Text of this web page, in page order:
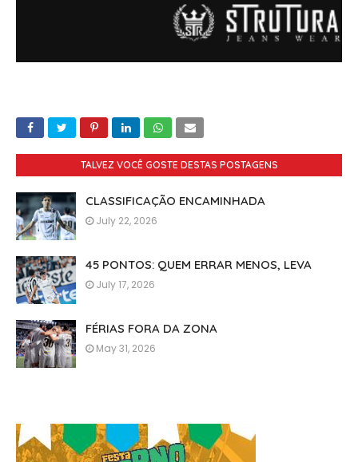
TALVEZ VOCÊ GOSTE DESTAS POSTAGENS
CLASSIFICAÇÃO ENCAMINHADA
July 22, 2026
45 PONTOS: QUEM ERRAR MENOS, LEVA
July 17, 2026
FÉRIAS FORA DA ZONA
May 31, 2026